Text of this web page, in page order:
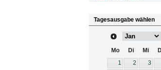
Tagesausgabe wählen
Mo Di Mi
1
2 3